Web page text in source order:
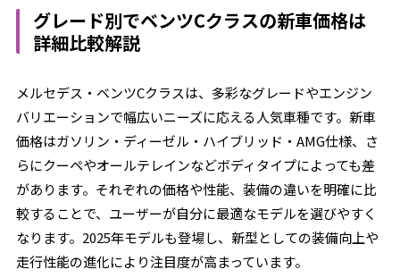
グレード別でベンツCクラスの新車価格は
詳細比較解説
メルセデス・ベンツCクラスは、多彩なグレードやエンジン
バリエーションで幅広いニーズに応える人気車種です。新車
価格はガソリン・ディーゼル・ハイブリッド・AMG仕様、さ
らにクーペやオールテレインなどボディタイプによっても差
があります。それぞれの価格や性能、装備の違いを明確に比
較することで、ユーザーが自分に最適なモデルを選びやすく
なります。2025年モデルも登場し、新型としての装備向上や
走行性能の進化により注目度が高まっています。